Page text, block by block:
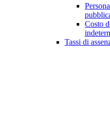
Costo
Tassi di